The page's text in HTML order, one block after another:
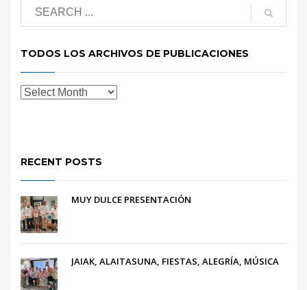
TODOS LOS ARCHIVOS DE PUBLICACIONES
RECENT POSTS
MUY DULCE PRESENTACIÓN
JAIAK, ALAITASUNA, FIESTAS, ALEGRÍA, MÚSICA